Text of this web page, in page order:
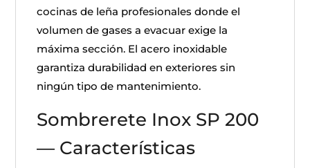
cocinas de leña profesionales donde el
volumen de gases a evacuar exige la
máxima sección. El acero inoxidable
garantiza durabilidad en exteriores sin
ningún tipo de mantenimiento.
Sombrerete Inox SP 200
— Características